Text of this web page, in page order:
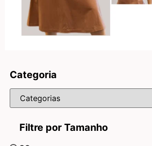
Categoria
Filtre por Tamanho